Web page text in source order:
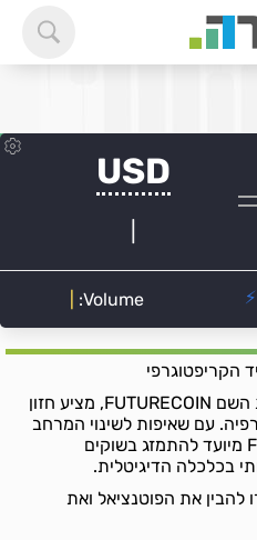
מטבע ה-XDNA, המתוחזק תחת השם FUTURECOIN, מציע חזון
עם שאיפות לשינוי המרחב
הפיננסי הדיגיטלי, FUTURECOIN מיועד להתמזג בשוקים
בכלכלה הדיגיטלית.
להבין את הפוטנציאל ואת